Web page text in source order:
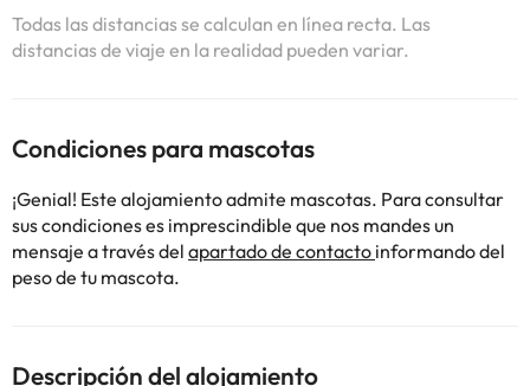
Todas las distancias se calculan en línea recta. Las
distancias de viaje en la realidad pueden variar.
Condiciones para mascotas
¡Genial! Este alojamiento admite mascotas. Para consultar
sus condiciones es imprescindible que nos mandes un
mensaje a través del apartado de contacto informando del
peso de tu mascota.
Descripción del alojamiento